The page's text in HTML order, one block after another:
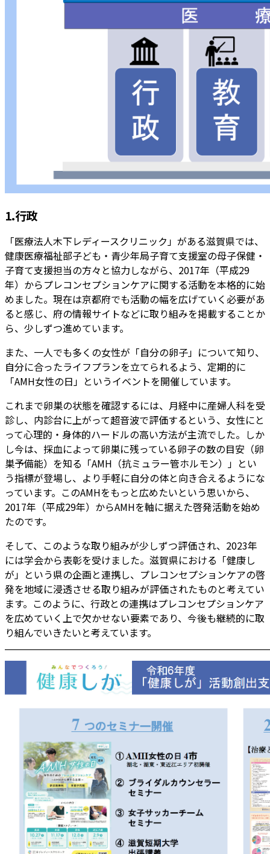
1.行政
「医療法人木下レディースクリニック」がある滋賀県では、
健康医療福祉部子ども・青少年局子育て支援室の母子保健・
子育て支援担当の方々と協力しながら、2017年（平成29
年）からプレコンセプションケアに関する活動を本格的に始
めました。現在は京都府でも活動の幅を広げていく必要があ
ると感じ、府の情報サイトなどに取り組みを掲載することか
ら、少しずつ進めています。
また、一人でも多くの女性が「自分の卵子」について知り、
自分に合ったライフプランを立てられるよう、定期的に
「AMH女性の日」というイベントを開催しています。
これまで卵巣の状態を確認するには、月経中に産婦人科を受
診し、内診台に上がって超音波で評価するという、女性にと
って心理的・身体的ハードルの高い方法が主流でした。しか
し今は、採血によって卵巣に残っている卵子の数の目安（卵
巣予備能）を知る「AMH（抗ミュラー管ホルモン）」とい
う指標が登場し、より手軽に自分の体と向き合えるようにな
っています。このAMHをもっと広めたいという思いから、
2017年（平成29年）からAMHを軸に据えた啓発活動を始め
たのです。
そして、このような取り組みが少しずつ評価され、2023年
には学会から表彰を受けました。滋賀県における「健康し
が」という県の企画と連携し、プレコンセプションケアの啓
発を地域に浸透させる取り組みが評価されたものと考えてい
ます。このように、行政との連携はプレコンセプションケア
を広めていく上で欠かせない要素であり、今後も継続的に取
り組んでいきたいと考えています。